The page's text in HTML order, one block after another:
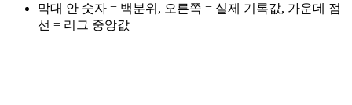
막대 안 숫자 = 백분위, 오른쪽 = 실제 기록값, 가운데 점
선 = 리그 중앙값